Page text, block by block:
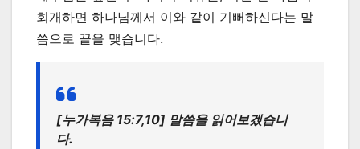
회개하면 하나님께서 이와 같이 기뻐하신다는 말
씀으로 끝을 맺습니다.
[누가복음 15:7,10] 말씀을 읽어보겠습니
다.